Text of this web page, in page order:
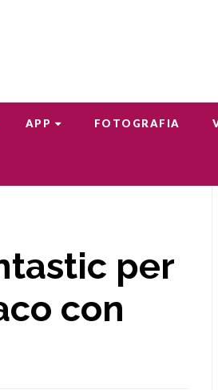
APP FOTOGRAFIA
per
con